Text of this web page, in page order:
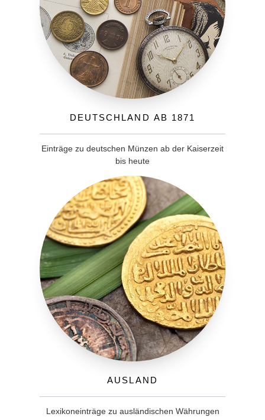
Deutschland ab 1871
Einträge zu deutschen Münzen ab der Kaiserzeit
bis heute
Ausland
Lexikoneinträge zu ausländischen Währungen